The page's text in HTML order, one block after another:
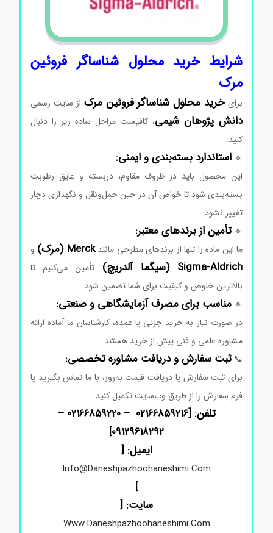
شرایطخرید محلول شناساگر فروئین
مرک
برایخرید محلول شناساگر فروئین مرک ازسایترسمی
دانش‌ پژوهانشیمی،کافیستمراحلسادهزیررا دنبال
کنید:
استانداردبسته‌بندیوایمنی:
اینمحصولبایددر ظروفمقاوم،دربستهو عایقرطوبت
بسته‌بندیشودتاخواصآندرحینحمل‌ونقلونگهداریدچار
تغییرنشود.
تأمینازبرندهایمعتبر:
اینمادهراتنهاازبرندهایمطرحیمانندMerck ( مرک) و
Sigma-Aldrich ( سیگماآلدریچ) تأمینمی‌کنیمتا
بالاترینخلوصوکیفیتبرایشماتضمینشود.
مناسببرایمصرفآزمایشگاهیوصنعتی:
صورتنیازبه خریدجزئییاعمده،کارشناسانما آمادهارائه
مشاورهعلمیوفنیپیشازخریدهستند..
ثبتسفارشودریافتمشاورهتخصصی:
برایثبتسفارشیادریافتقیمتبه‌روز،باماتماسبگیریدیا
فرمسفارشراازطریقوب‌سایتتکمیلکنید.
تلفن: [02166859216 – 02166859220 –
09129618292
]
ایمیل: [
Info@daneshpazhoohaneshimi.com
سایت: [
Www.daneshpazhoohaneshimi.com